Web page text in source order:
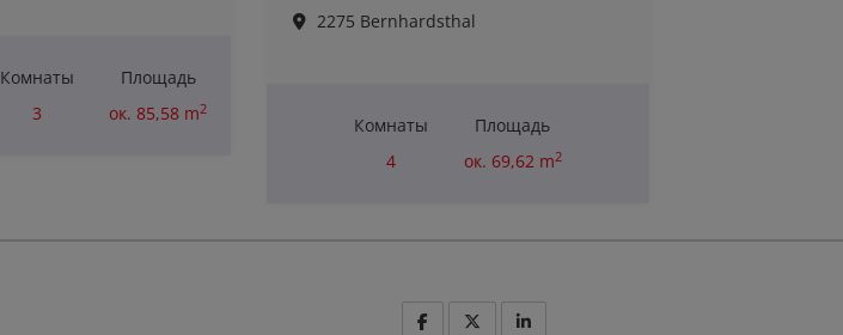
Комнаты
3
Площадь
ок. 85,58 m2
2275 Bernhardsthal
Комнаты
4
Площадь
ок. 69,62 m2